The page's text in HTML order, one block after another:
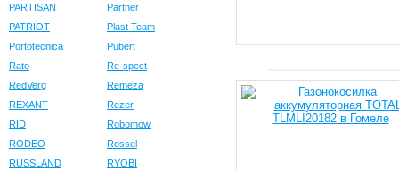
PARTISAN
Partner
PATRIOT
Plast Team
Portotecnica
Pubert
Rato
Re-spect
RedVerg
Remeza
REXANT
Rezer
RID
Robomow
RODEO
Rossel
RUSSLAND
RYOBI